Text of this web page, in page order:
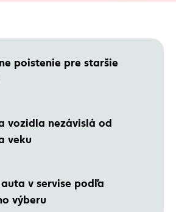
poistenie pre staršie
vozidla nezávislá od
veku
v servise podľa
výberu